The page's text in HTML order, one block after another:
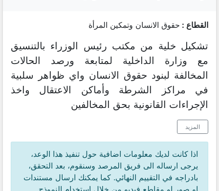
القطاع : حقوق الانسان وتمكين المرأة
تشكيل خلية من مكتب رئيس الوزراء بالتنسيق
مع وزارة الداخلية لمتابعة ورصد الحالات
المخالفة لبنود حقوق الانسان واي ظواهر سلبية
في مراكز الشرطة وأماكن الاعتقال واخذ
الإجراءات القانونية بحق المخالفين
المزيد
اذا كانت لديك معلومات اضافية حول تنفيذ هذا الوعد،
يرجى ارساله الى فريق المرصد وسنقوم، بعد التحقق،
بادراجه في التقييم النهائي. كما يمكنك ارسال مستندات